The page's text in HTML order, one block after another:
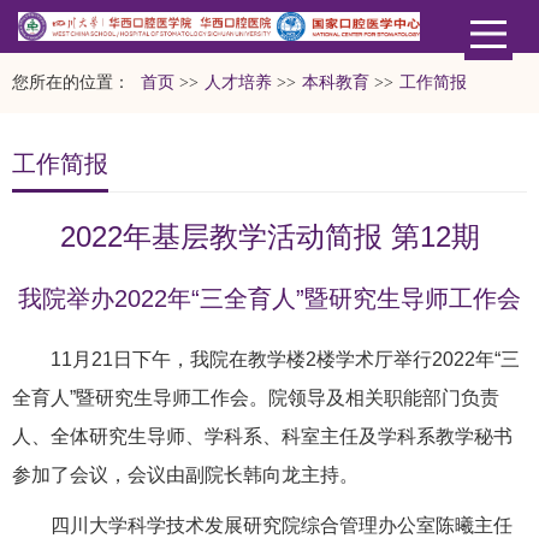
您所在的位置： 首页 >> 人才培养 >> 本科教育 >> 工作简报
工作简报
2022年基层教学活动简报 第12期
我院举办2022年“三全育人”暨研究生导师工作会
11月21日下午，我院在教学楼2楼学术厅举行2022年“三
全育人”暨研究生导师工作会。院领导及相关职能部门负责
人、全体研究生导师、学科系、科室主任及学科系教学秘书
参加了会议，会议由副院长韩向龙主持。
四川大学科学技术发展研究院综合管理办公室陈曦主任